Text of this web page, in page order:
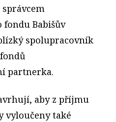
fondu Babišův
spolupracovník
partnerka.
aby z příjmu
vyloučeny také